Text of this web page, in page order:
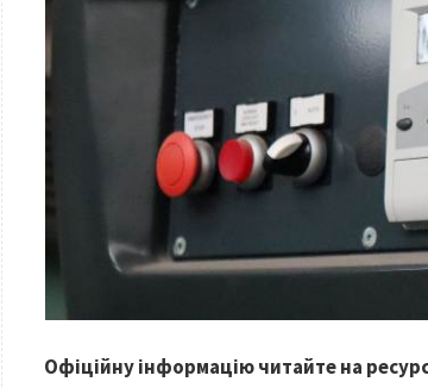
Офіційну інформацію читайте на